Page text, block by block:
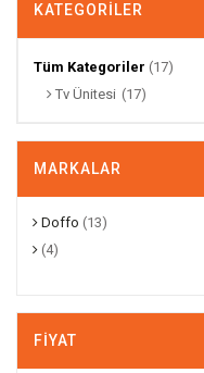
KATEGORILER
Tüm Kategoriler (17)
Tv Ünitesi (17)
MARKALAR
Doffo (13)
(4)
FIYAT